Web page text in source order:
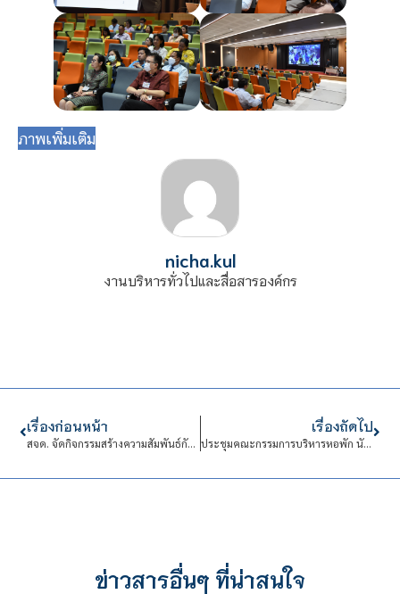
ภาพเพิ่มเติม
nicha.kul
งานบริหารทั่วไปและสื่อสารองค์กร
เรื่องก่อนหน้า
สจด. จัดกิจกรรมสร้างความสัมพันธ์กับเครือข่ายสถานประกอบการ Thank You Party Meet & Share ครั้งที่ 2
เรื่องถัดไป
ประชุมคณะกรรมการบริหารหอพัก นักเรียนนักศึกษาสถาบันเทคโนโลยีจิตรลดา
ข่าวสารอื่นๆ ที่น่าสนใจ